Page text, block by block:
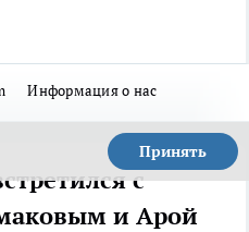
Информация о нас
Принять
с
и Арой